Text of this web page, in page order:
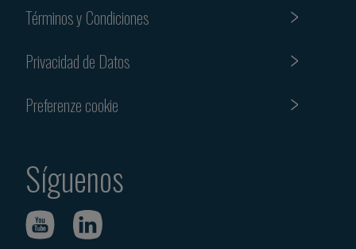
Términos y Condiciones
Privacidad de Datos
Preferenze cookie
Síguenos